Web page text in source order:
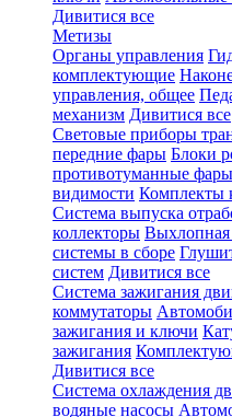
Дивитися все
Метизы
Органы управления
комплектующие
управления, общее
механизм Дивитися все
Световые приборы
передние фары Блоки
противотуманные фары
видимости Комплекты
Система выпуска
коллекторы Выхлопная
системы в сборе
систем Дивитися все
Система зажигания
коммутаторы
зажигания и ключи
зажигания
Дивитися все
Система охлаждения
водяные насосы